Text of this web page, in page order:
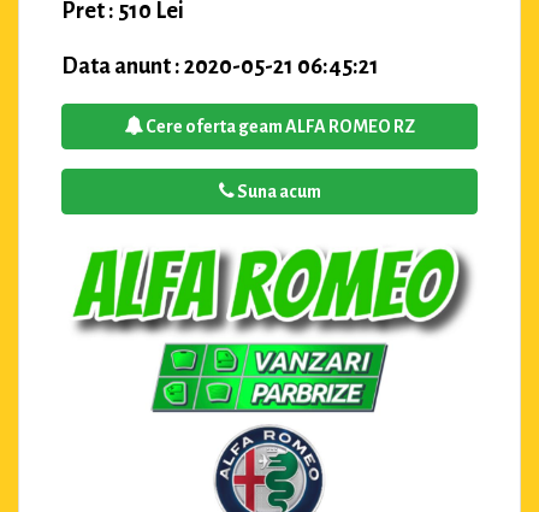
Pret : 510 Lei
Data anunt : 2020-05-21 06:45:21
Cere oferta geam ALFA ROMEO RZ
Suna acum